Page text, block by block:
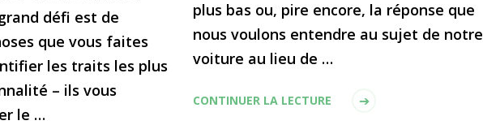
plus bas ou, pire encore, la réponse que
nous voulons entendre au sujet de notre
voiture au lieu de …
CONTINUER LA LECTURE
défi est de
que vous faites
les traits les plus
– ils vous
le …